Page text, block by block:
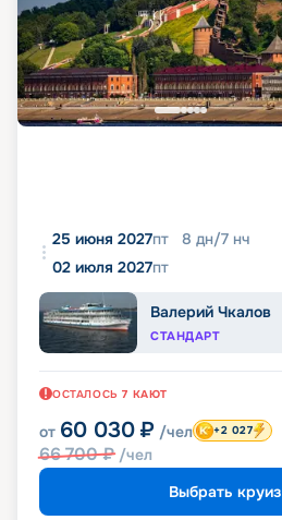
25 июня 2027пт 8 дн/7 нч
02 июля 2027пт
Валерий Чкалов
СТАНДАРТ
ОСТАЛОСЬ 7 КАЮТ
от 60 030 ₽ /чел
66 700₽ /чел
+2 027
Выбрать круиз